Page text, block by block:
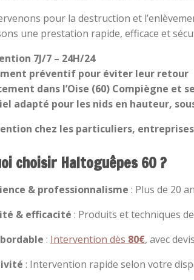
pour la destruction et
une prestation rapide, efficace et
7J/7 – 24H/24
préventif pour éviter leur retour
dans l’Oise (60) Compiègne et
adapté pour les nids en hauteur,
chez les particuliers,
choisir Haltoguêpes 60 ?
& professionnalisme : Plus de 20
& efficacité : Produits et techniques
: Intervention dès 80€, avec
: Intervention rapide selon votre